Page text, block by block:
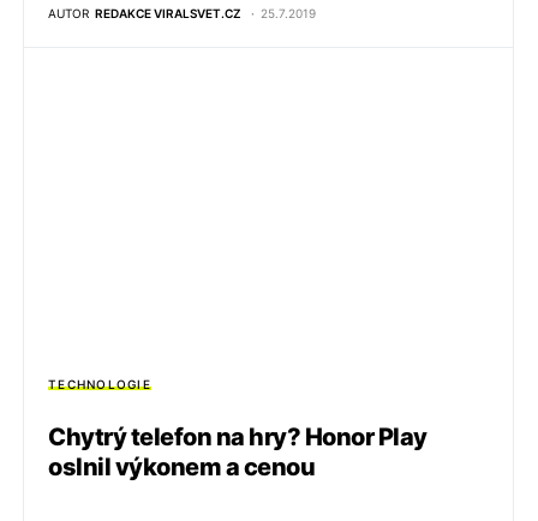
AUTOR REDAKCE VIRALSVET.CZ 25.7.2019
TECHNOLOGIE
Chytrý telefon na hry? Honor Play
oslnil výkonem a cenou